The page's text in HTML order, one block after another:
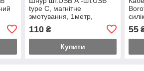
type C, магнітне
змотування, 1метр,
110₴
Купити
55